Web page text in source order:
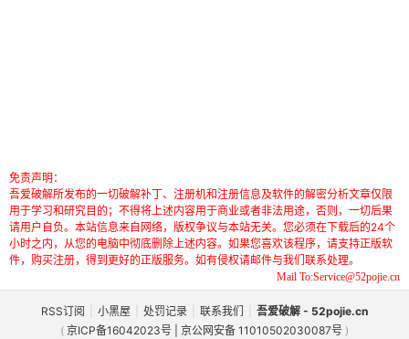
免责声明：
吾爱破解所发布的一切破解补丁、注册机和注册信息及软件的解密分析文章仅限
用于学习和研究目的；不得将上述内容用于商业或者非法用途，否则，一切后果
请用户自负。本站信息来自网络，版权争议与本站无关。您必须在下载后的24个
小时之内，从您的电脑中彻底删除上述内容。如果您喜欢该程序，请支持正版软
件，购买注册，得到更好的正版服务。如有侵权请邮件与我们联系处理。
Mail To:Service@52pojie.cn
RSS订阅 小黑屋 处罚记录 联系我们
吾爱破解 - 52pojie.cn
( 京ICP备16042023号 | 京公网安备 11010502030087号 )